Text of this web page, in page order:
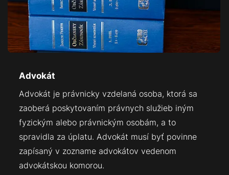
Advokát
Advokát je právnicky vzdelaná osoba, ktorá sa
zaoberá poskytovaním právnych služieb iným
fyzickým alebo právnickým osobám, a to
spravidla za úplatu. Advokát musí byť povinne
zapísaný v zozname advokátov vedenom
advokátskou komorou.